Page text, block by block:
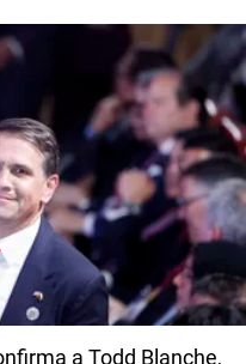
a Todd Blanche,